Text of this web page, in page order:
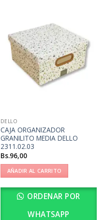
DELLO
CAJA ORGANIZADOR
GRANILITO MEDIA DELLO
2311.02.03
Bs.96,00
AÑADIR AL CARRITO
ORDENAR POR
WHATSAPP